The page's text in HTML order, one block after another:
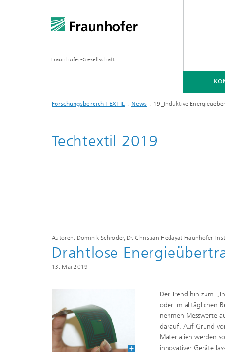
Fraunhofer-Gesellschaft
KOMPETENZEN
MITGLIEDER
Forschungsbereich TEXTIL News 19_Induktive
Techtextil 2019
Autoren: Dominik Schröder, Dr. Christian Hedayat Fraunhofer-
Drahtlose
13. Mai 2019
Der Trend hin zum
oder im alltäglichen
nehmen Messwerte
darauf. Auf Grund
Materialien werden
innovativer Geräte